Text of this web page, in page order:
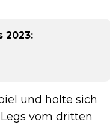
2023:
und holte sich
vom dritten